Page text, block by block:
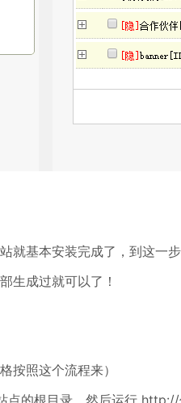
就基本安装完成了，到这一
生成过就可以了！
按照这个流程来）
点的根目录，然后运行